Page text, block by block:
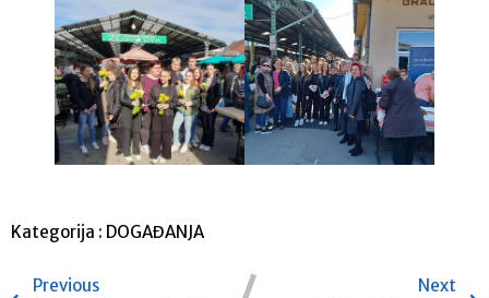
Kategorija : DOGAĐANJA
Previous
Next